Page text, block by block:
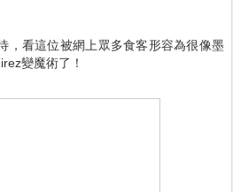
，看這位被網上眾多食客形容為很像墨
變魔術了！